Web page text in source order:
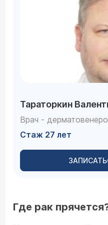
Тараторкин
Врач -
Стаж 27 лет
Где рак